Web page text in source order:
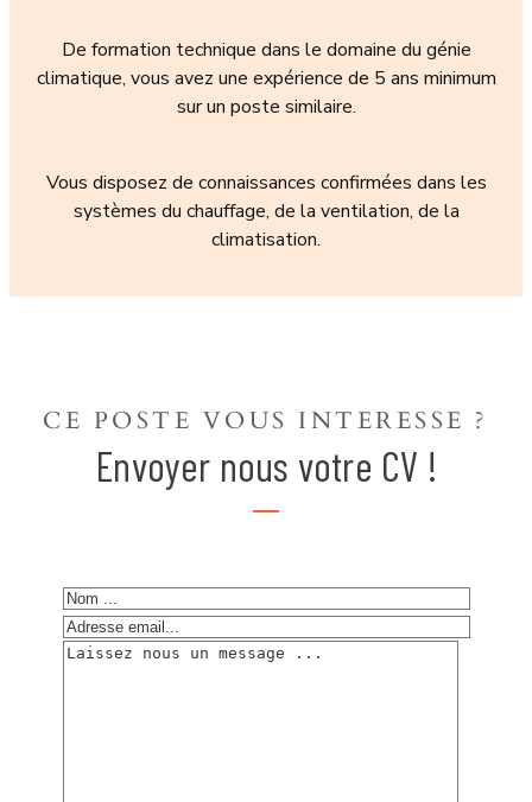
De formation technique dans le domaine du génie
climatique, vous avez une expérience de 5 ans minimum
sur un poste similaire.
Vous disposez de connaissances confirmées dans les
systèmes du chauffage, de la ventilation, de la
climatisation.
CE POSTE VOUS INTERESSE ?
Envoyer nous votre CV !